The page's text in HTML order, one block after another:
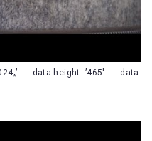
data-height=’465′ data-